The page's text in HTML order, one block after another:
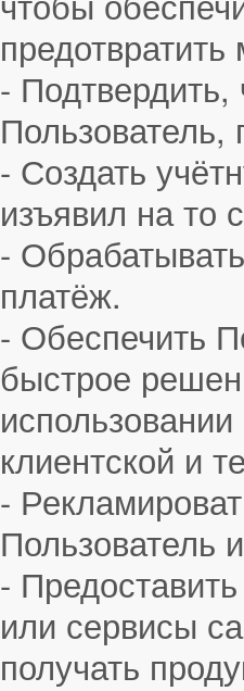
-
- Создать
изъявил на то
-
платёж.
- Обеспечить
быстрое
клиентской и
-
Пользователь
-
или сервисы
получать